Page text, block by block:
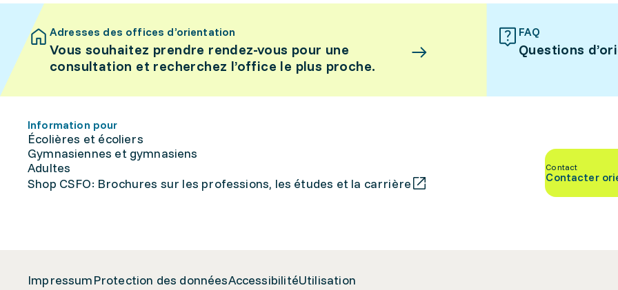
Adresses des offices d’orientation
Vous souhaitez prendre rendez-vous pour une
consultation et recherchez l’office le plus proche.
FAQ
Questions
Information pour
Écolières et écoliers
Gymnasiennes et gymnasiens
Adultes
Shop CSFO: Brochures sur les professions, les études et la carrière
Contact
Contacter
ImpressumProtection des donnéesAccessibilitéUtilisation